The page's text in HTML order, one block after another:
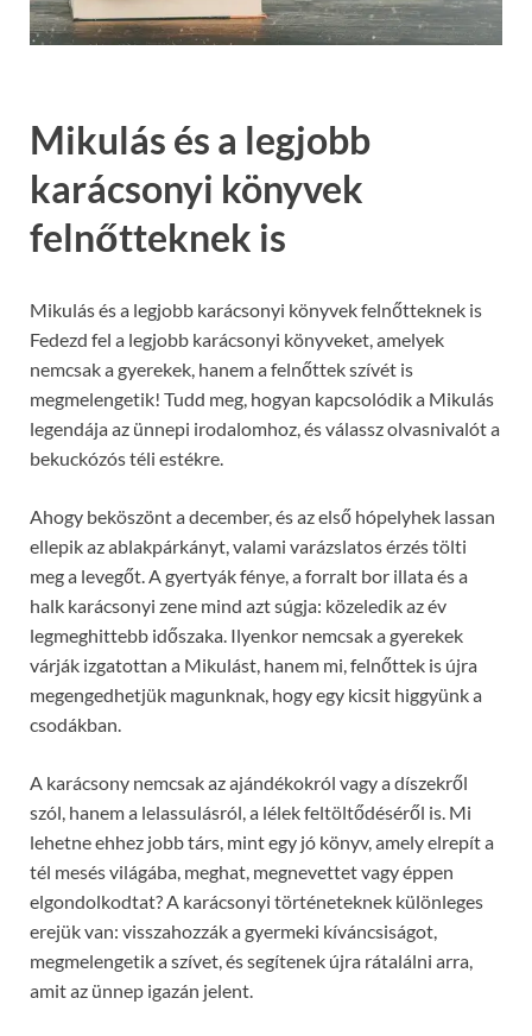
Mikulás és a legjobb
karácsonyi könyvek
felnőtteknek is
Mikulás és a legjobb karácsonyi könyvek felnőtteknek is
Fedezd fel a legjobb karácsonyi könyveket, amelyek
nemcsak a gyerekek, hanem a felnőttek szívét is
megmelengetik! Tudd meg, hogyan kapcsolódik a Mikulás
legendája az ünnepi irodalomhoz, és válassz olvasnivalót a
bekuckózós téli estékre.
Ahogy beköszönt a december, és az első hópelyhek lassan
ellepik az ablakpárkányt, valami varázslatos érzés tölti
meg a levegőt. A gyertyák fénye, a forralt bor illata és a
halk karácsonyi zene mind azt súgja: közeledik az év
legmeghittebb időszaka. Ilyenkor nemcsak a gyerekek
várják izgatottan a Mikulást, hanem mi, felnőttek is újra
megengedhetjük magunknak, hogy egy kicsit higgyünk a
csodákban.
A karácsony nemcsak az ajándékokról vagy a díszekről
szól, hanem a lelassulásról, a lélek feltöltődéséről is. Mi
lehetne ehhez jobb társ, mint egy jó könyv, amely elrepít a
tél mesés világába, meghat, megnevettet vagy éppen
elgondolkodtat? A karácsonyi történeteknek különleges
erejük van: visszahozzák a gyermeki kíváncsiságot,
megmelengetik a szívet, és segítenek újra rátalálni arra,
amit az ünnep igazán jelent.